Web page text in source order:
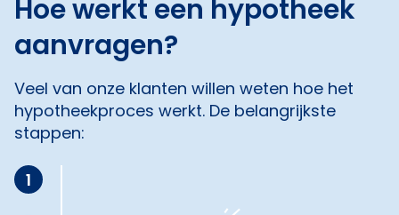
Hoe werkt een hypotheek
aanvragen?
Veel van onze klanten willen weten hoe het
hypotheekproces werkt. De belangrijkste
stappen:
1